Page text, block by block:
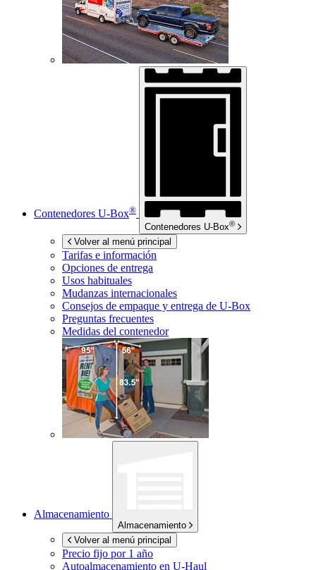
Contenedores U-Box®
Contenedores U-Box®
Volver al menú principal
Tarifas e información
Opciones de entrega
Usos habituales
Mudanzas internacionales
Consejos de empaque y entrega de U-Box
Preguntas frecuentes
Medidas del contenedor
Almacenamiento
Almacenamiento
Volver al menú principal
Precio fijo por 1 año
Autoalmacenamiento en U-Haul